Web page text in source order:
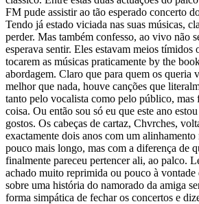
FM pude assistir ao tão esperado concerto
Tendo já estado viciada nas suas músicas,
perder. Mas também confesso, ao vivo não
esperava sentir. Eles estavam meios tímidos
tocarem as músicas praticamente by the
abordagem. Claro que para quem os queria
melhor que nada, houve canções que
tanto pelo vocalista como pelo público, mas
coisa. Ou então sou só eu que este ano
gostos. Os cabeças de cartaz, Chvrches,
exactamente dois anos com um
pouco mais longo, mas com a diferença de
finalmente pareceu pertencer ali, ao palco.
achado muito reprimida ou pouco à vontade
sobre uma história do namorado da amiga
forma simpática de fechar os concertos e